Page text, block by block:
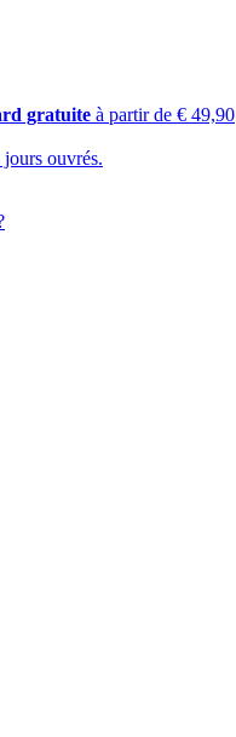
gratuite à partir de € 49,90
ouvrés.